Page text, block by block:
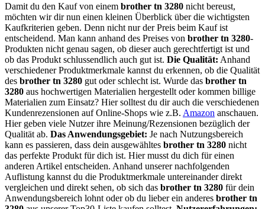
Damit du den Kauf von einem brother tn 3280 nicht bereust,
möchten wir dir nun einen kleinen Überblick über die wichtigsten
Kaufkriterien geben. Denn nicht nur der Preis beim Kauf ist
entscheidend. Man kann anhand des Preises von brother tn 3280-
Produkten nicht genau sagen, ob dieser auch gerechtfertigt ist und
ob das Produkt schlussendlich auch gut ist. Die Qualität: Anhand
verschiedener Produktmerkmale kannst du erkennen, ob die Qualität
des brother tn 3280 gut oder schlecht ist. Wurde das brother tn
3280 aus hochwertigen Materialien hergestellt oder kommen billige
Materialien zum Einsatz? Hier solltest du dir auch die verschiedenen
Kundenrezensionen auf Online-Shops wie z.B. Amazon anschauen.
Hier geben viele Nutzer ihre Meinung/Rezensionen bezüglich der
Qualität ab. Das Anwendungsgebiet: Je nach Nutzungsbereich
kann es passieren, dass dein ausgewähltes brother tn 3280 nicht
das perfekte Produkt für dich ist. Hier musst du dich für einen
anderen Artikel entscheiden. Anhand unserer nachfolgenden
Auflistung kannst du die Produktmerkmale untereinander direkt
vergleichen und direkt sehen, ob sich das brother tn 3280 für dein
Anwendungsbereich lohnt oder ob du lieber ein anderes brother tn